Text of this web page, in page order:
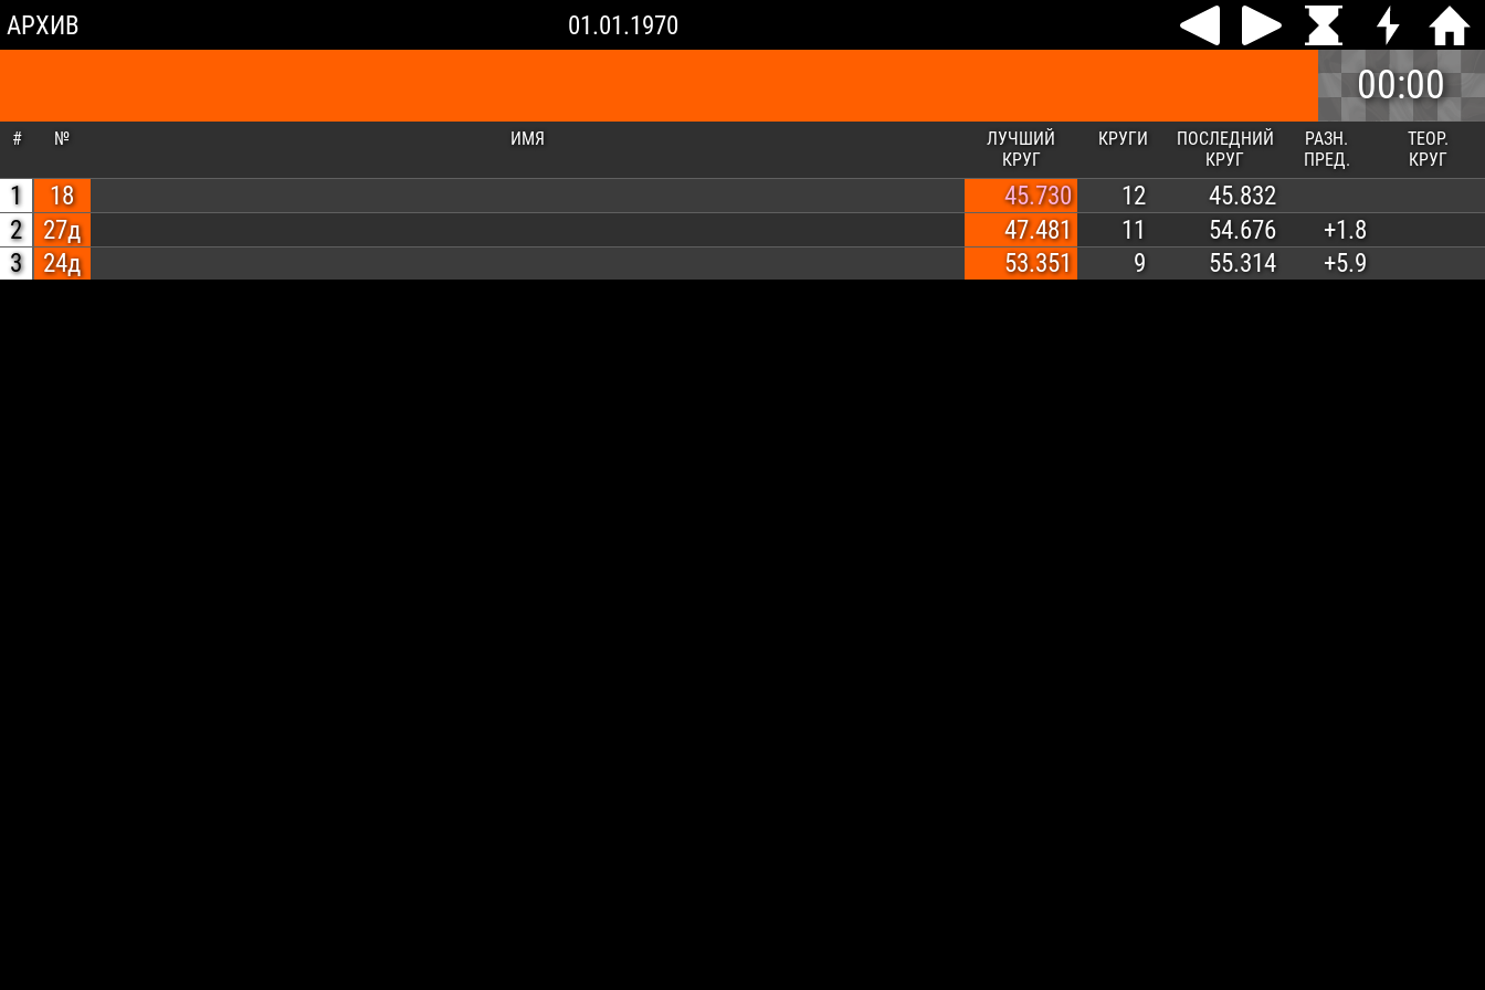
АРХИВ 01.01.1970
00:00
# № ИМЯ
ЛУЧШИЙ
КРУГ
КРУГИ
ПОСЛЕДНИЙ
КРУГ
РАЗН.
ПРЕД.
ТЕОР.
КРУГ
1 18 45.730 12
45.832
2
27д 47.481 11 54.676
+1.8
3
24д 53.351 9 55.314 +5.9